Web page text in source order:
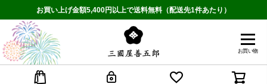
お買い上げ金額5,400円以上で送料無料（配送先1件あたり）
お買い物